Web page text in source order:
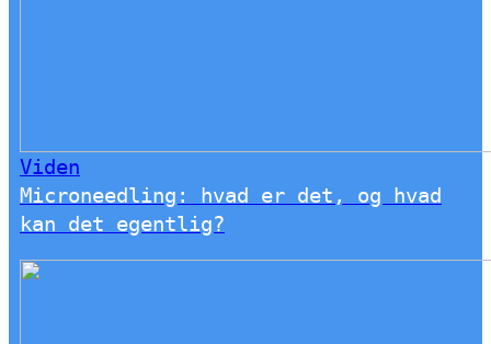
Viden
Microneedling: hvad er det, og hvad
kan det egentlig?